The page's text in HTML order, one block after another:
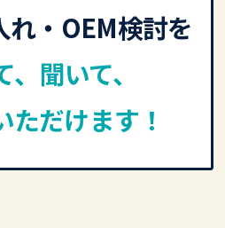
れ・OEM検討を
聞いて、
ただけます！